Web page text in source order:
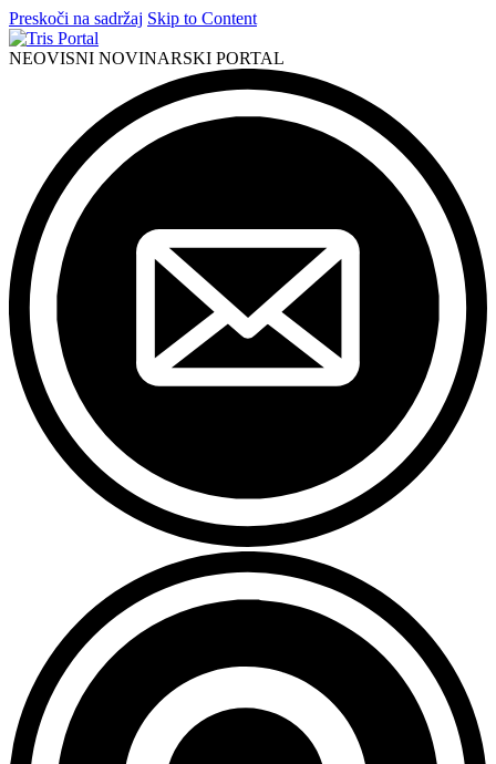
Preskoči na sadržaj Skip to Content
NEOVISNI NOVINARSKI PORTAL